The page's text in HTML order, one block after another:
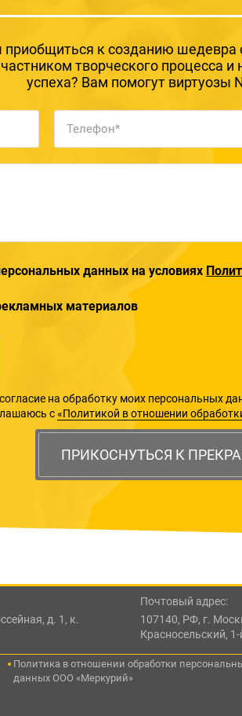
приобщиться к созданию шедевра
творческого процесса
успеха? Вам помогут виртуозы
данных на условиях
материалов
на обработку моих персональных
с«Политикой в отношении
ПРИКОСНУТЬСЯ К
д. 1, к.
Почтовый адрес:
107140, РФ, г.
Красносельский,
Политика в отношении обработки
данных ООО «Меркурий»